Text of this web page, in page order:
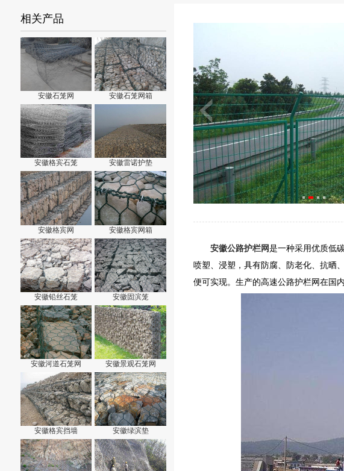
相关产品
安徽石笼网 安徽石笼网箱
安徽格宾石笼 安徽雷诺护垫
安徽格宾网 安徽格宾网箱
安徽铅丝石笼 安徽固滨笼
安徽河道石笼网 安徽景观石笼网
安徽格宾挡墙 安徽绿滨垫
安徽公路护栏网是一种采用优质低
喷塑、浸塑，具有防腐、防老化、抗晒
便可实现。生产的高速公路护栏网在国